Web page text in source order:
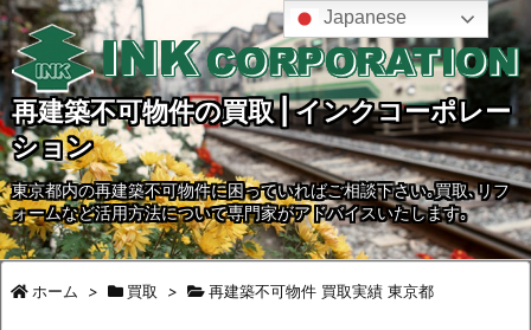
再建築不可物件の買取 | インクコーポレー
ション
東京都内の再建築不可物件に困っていればご相談下さい｡買取､リフ
ォームなど活用方法について専門家がアドバイスいたします｡
ホーム > 買取 > 再建築不可物件 買取実績 東京都
Japanese